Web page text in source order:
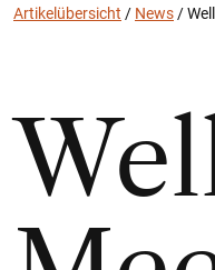
Artikelübersicht / News /